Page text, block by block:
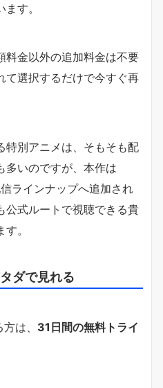
す。
料金以外の追加料金は不要
て選択するだけで今すぐ再
特別アニメは、そもそも配
多いのですが、本作は
ラインナップへ追加され
公式ルートで視聴できる貴
。
ダで見れる
は、 31日間の無料トライ